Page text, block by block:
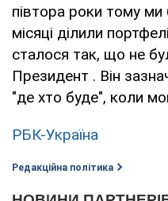
півтора роки тому ми
місяці ділили
сталося так, що не
Президент . Він
"де хто буде", коли
РБК-Україна
Редакційна політика